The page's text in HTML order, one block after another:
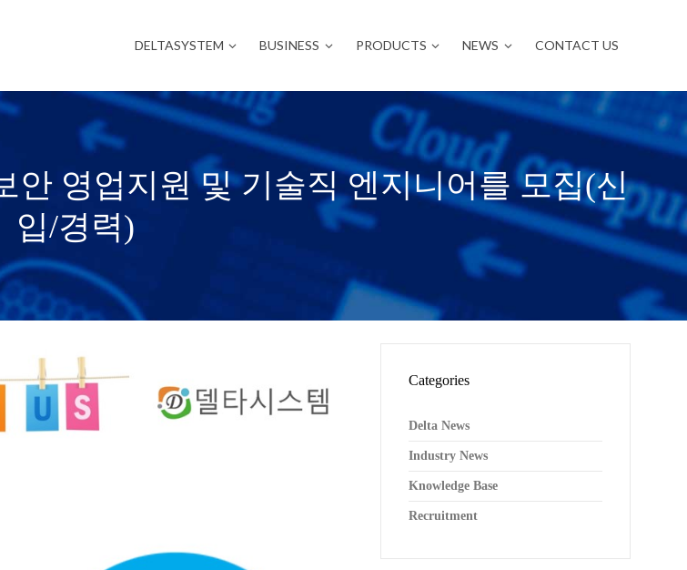
DELTASYSTEM BUSINESS PRODUCTS NEWS CONTACT US
안 영업지원 및 기술직 엔지니어를 모집(신
입/경력)
Categories
Delta News
Industry News
Knowledge Base
Recruitment